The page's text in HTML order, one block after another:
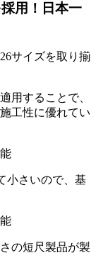
用！日本一
サイズを取り揃
用することで、
工性に優れてい
小さいので、基
の短尺製品が製